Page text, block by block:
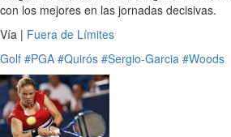
con los mejores en las jornadas decisivas.
Vía | Fuera de Límites
Golf #PGA #Quirós #Sergio-Garcia #Woods